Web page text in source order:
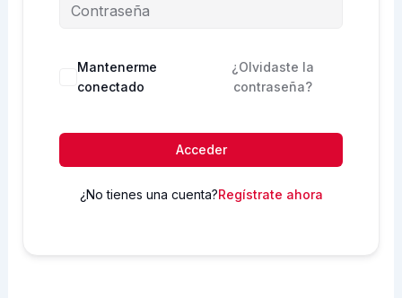
Mantenerme
conectado
¿Olvidaste la
contraseña?
Acceder
¿No tienes una cuenta?Regístrate ahora